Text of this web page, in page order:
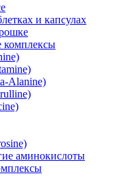
и капсулах
комплексы
Alanine)
аминокислоты